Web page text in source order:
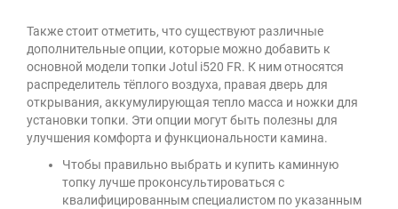
Также стоит отметить, что существуют различные
дополнительные опции, которые можно добавить к
основной модели топки Jotul i520 FR. К ним относятся
распределитель тёплого воздуха, правая дверь для
открывания, аккумулирующая тепло масса и ножки для
установки топки. Эти опции могут быть полезны для
улучшения комфорта и функциональности камина.
Чтобы правильно выбрать и купить каминную
топку лучше проконсультироваться с
квалифицированным специалистом по указанным